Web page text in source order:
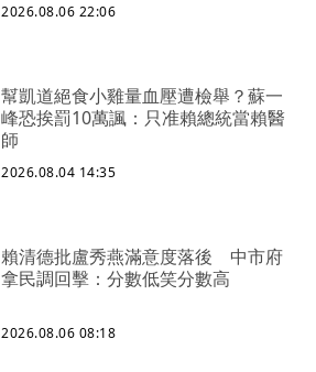
2026.08.06 22:06
幫凱道絕食小雞量血壓遭檢舉？蘇一
峰恐挨罰10萬諷：只准賴總統當賴醫
師
2026.08.04 14:35
賴清德批盧秀燕滿意度落後 中市府
拿民調回擊：分數低笑分數高
2026.08.06 08:18